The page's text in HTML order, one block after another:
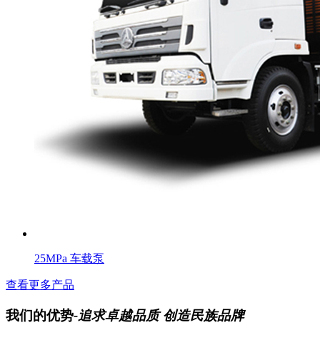
25MPa 车载泵
查看更多产品
我们的优势-追求卓越品质 创造民族品牌